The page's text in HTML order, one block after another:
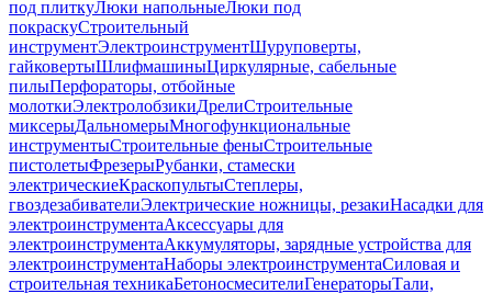
под плиткуЛюки напольныеЛюки под
покраскуСтроительный
инструментЭлектроинструментШуруповерты,
гайковертыШлифмашиныЦиркулярные, сабельные
пилыПерфораторы, отбойные
молоткиЭлектролобзикиДрелиСтроительные
миксерыДальномерыМногофункциональные
инструментыСтроительные феныСтроительные
пистолетыФрезерыРубанки, стамески
электрическиеКраскопультыСтеплеры,
гвоздезабивателиЭлектрические ножницы, резакиНасадки для
электроинструментаАксессуары для
электроинструментаАккумуляторы, зарядные устройства для
электроинструментаНаборы электроинструментаСиловая и
строительная техникаБетоносмесителиГенераторыТали,